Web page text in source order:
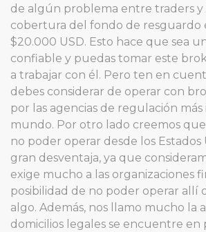
de algún problema entre traders y
cobertura del fondo de resguardo
$20.000 USD. Esto hace que sea
confiable y puedas tomar este
a trabajar con él. Pero ten en
debes considerar de operar con
por las agencias de regulación
mundo. Por otro lado creemos
no poder operar desde los Estados
gran desventaja, ya que
exige mucho a las organizaciones
posibilidad de no poder operar allí
algo. Además, nos llamo mucho la
domicilios legales se encuentre en